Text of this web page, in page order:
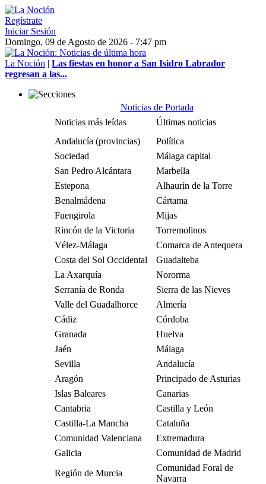
Regístrate
Iniciar Sesión
Domingo, 09 de Agosto de 2026 - 7:47 pm
La Noción | Las fiestas en honor a San Isidro Labrador
regresan a las...
Noticias de Portada
Noticias más leídas
Últimas noticias
Andalucía (provincias)
Política
Sociedad
Málaga capital
San Pedro Alcántara
Marbella
Estepona
Alhaurín de la Torre
Benalmádena
Cártama
Fuengirola
Mijas
Rincón de la Victoria
Torremolinos
Vélez-Málaga
Comarca de Antequera
Costa del Sol Occidental
Guadalteba
La Axarquía
Nororma
Serranía de Ronda
Sierra de las Nieves
Valle del Guadalhorce
Almería
Cádiz
Córdoba
Granada
Huelva
Jaén
Málaga
Sevilla
Andalucía
Aragón
Principado de Asturias
Islas Baleares
Canarias
Cantabria
Castilla y León
Castilla-La Mancha
Cataluña
Comunidad Valenciana
Extremadura
Galicia
Comunidad de Madrid
Región de Murcia
Comunidad Foral de
Navarra